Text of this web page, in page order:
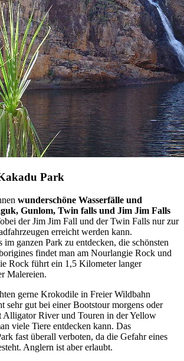
Park
wunderschöne Wasserfälle und
Gunlom, Twin falls und Jim Jim Falls
der Jim Jim Fall und der Twin Falls nur zur
erreicht werden kann.
im ganzen Park zu entdecken, die schönsten
findet man am Nourlangie Rock und
Rock führt ein 1,5 Kilometer langer
Malereien.
gerne Krokodile in Freier Wildbahn
sehr gut bei einer Bootstour morgens oder
Alligator River und Touren in der Yellow
viele Tiere entdecken kann. Das
fast überall verboten, da die Gefahr eines
Anglern ist aber erlaubt.